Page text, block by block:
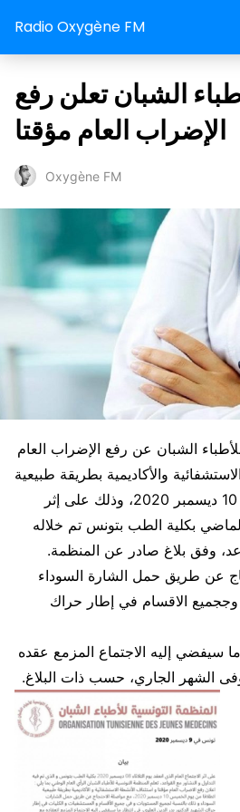
Radio Oxygène FM
الشبان تعلن رفع
الإضراب العام مؤقتا
Oxygène FM
الشبان عن رفع الإضراب العام
والأكاديمية بطريقة طبيعية
إنطلاقا من اليوم الخميس 10 ديسمبر 2020، وذلك على إثر
الماضي بكلية الطب بتونس تم خلاله
وفق بلاغ صادر عن المنظمة.
عن طريق حمل الشارة السوداء
وججميع الاقسام في إطار حراك
سيفضي إليه الاجتماع المزمع عقده
الشهر الجاري، حسب ذات البلاغ.